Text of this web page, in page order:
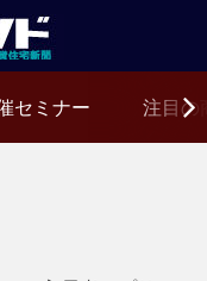
セミナー 注目の